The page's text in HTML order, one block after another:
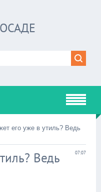
его уже в утиль? Ведь
07:07
Ведь